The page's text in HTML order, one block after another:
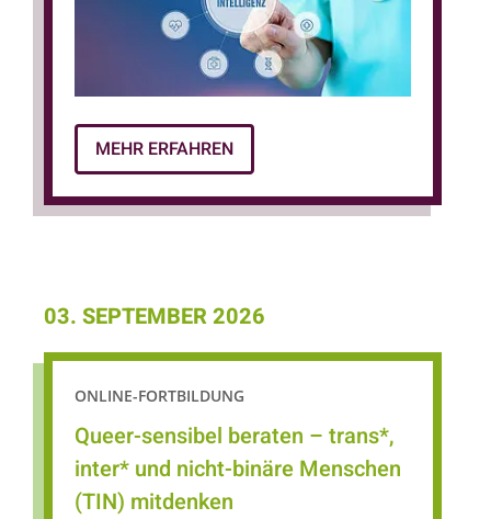
Patient:innen im digitalen
Informationsraum.
MEHR ERFAHREN
03. SEPTEMBER 2026
ONLINE-FORTBILDUNG
Queer-sensibel beraten – trans*,
inter* und nicht-binäre Menschen
(TIN) mitdenken